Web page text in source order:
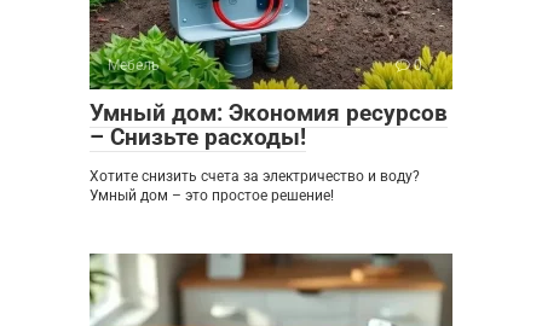
Мебель 0
Умный дом: Экономия ресурсов
– Снизьте расходы!
Хотите снизить счета за электричество и воду?
Умный дом – это простое решение!